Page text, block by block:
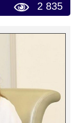
2 835